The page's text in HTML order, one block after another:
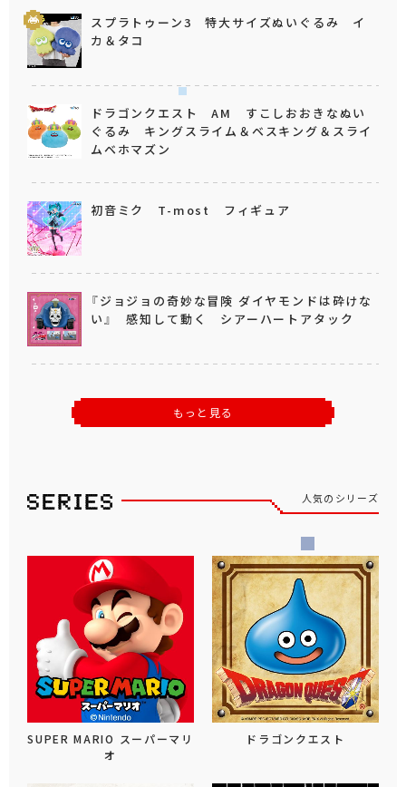
スプラトゥーン3 特大サイズぬいぐるみ イ
カ＆タコ
ドラゴンクエスト AM すこしおおきなぬい
ぐるみ キングスライム＆ベスキング＆スライ
ムベホマズン
初音ミク T-most フィギュア
『ジョジョの奇妙な冒険 ダイヤモンドは砕けな
い』 感知して動く シアーハートアタック
もっと見る
人気のシリーズ
SUPER MARIO スーパーマリ
オ
ドラゴンクエスト